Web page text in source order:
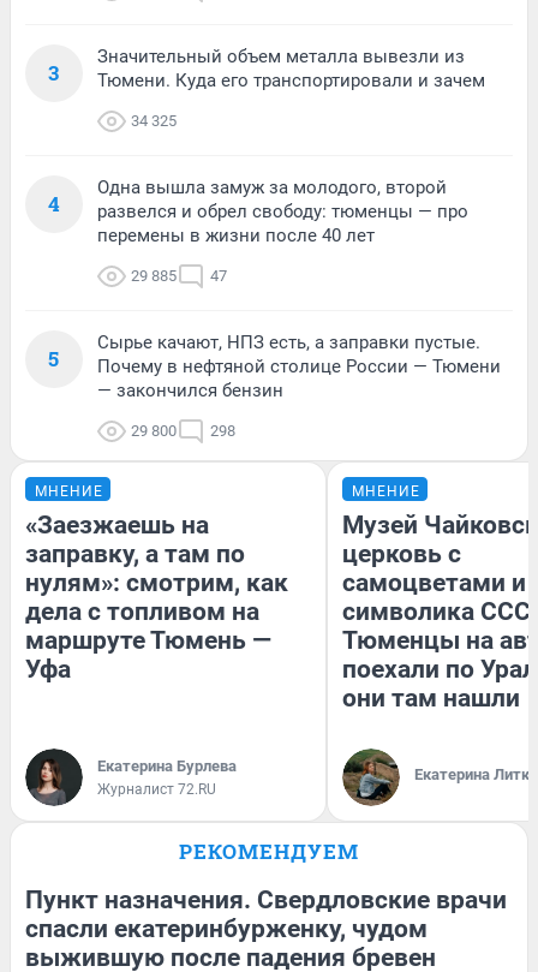
3
Значительный объем металла вывезли из
Тюмени. Куда его транспортировали и зачем
34 325
4
Одна вышла замуж за молодого, второй
развелся и обрел свободу: тюменцы — про
перемены в жизни после 40 лет
29 885 47
5
Сырье качают, НПЗ есть, а заправки пустые.
Почему в нефтяной столице России — Тюмени
— закончился бензин
29 800 298
МНЕНИЕ
«Заезжаешь на
заправку, а там по
нулям»: смотрим, как
дела с топливом на
маршруте Тюмень —
Уфа
Екатерина Бурлева
Журналист 72.RU
МНЕНИЕ
Музей
церковь с
самоцветами и
символика
Тюменцы на
поехали по
они там нашли
Екатерина
РЕКОМЕНДУЕМ
Пункт назначения. Свердловские врачи
спасли екатеринбурженку, чудом
выжившую после падения бревен